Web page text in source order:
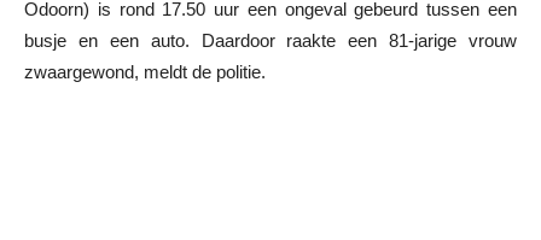
Odoorn) is rond 17.50 uur een ongeval gebeurd tussen een
busje en een auto. Daardoor raakte een 81-jarige vrouw
zwaargewond, meldt de politie.